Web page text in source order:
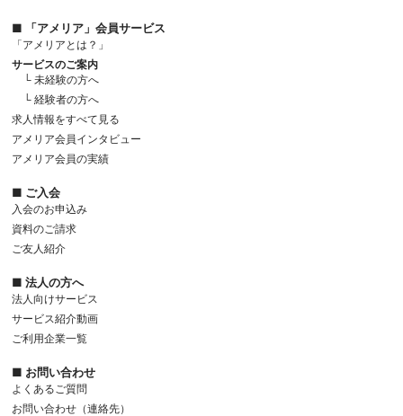
■ 「アメリア」会員サービス
「アメリアとは？」
サービスのご案内
└ 未経験の方へ
└ 経験者の方へ
求人情報をすべて見る
アメリア会員インタビュー
アメリア会員の実績
■ ご入会
入会のお申込み
資料のご請求
ご友人紹介
■ 法人の方へ
法人向けサービス
サービス紹介動画
ご利用企業一覧
■ お問い合わせ
よくあるご質問
お問い合わせ（連絡先）